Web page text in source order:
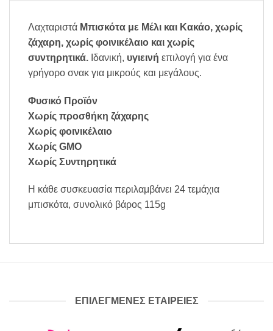
Λαχταριστά Μπισκότα με Μέλι και Κακάο, χωρίς
ζάχαρη, χωρίς φοινικέλαιο και χωρίς
συντηρητικά. Ιδανική, υγιεινή επιλογή για ένα
γρήγορο σνακ για μικρούς και μεγάλους.
Φυσικό Προϊόν
Χωρίς προσθήκη ζάχαρης
Χωρίς φοινικέλαιο
Χωρίς GMO
Χωρίς Συντηρητικά
Η κάθε συσκευασία περιλαμβάνει 24 τεμάχια
μπισκότα, συνολικό βάρος 115g
ΕΠΙΛΕΓΜΕΝΕΣ ΕΤΑΙΡΕΙΕΣ